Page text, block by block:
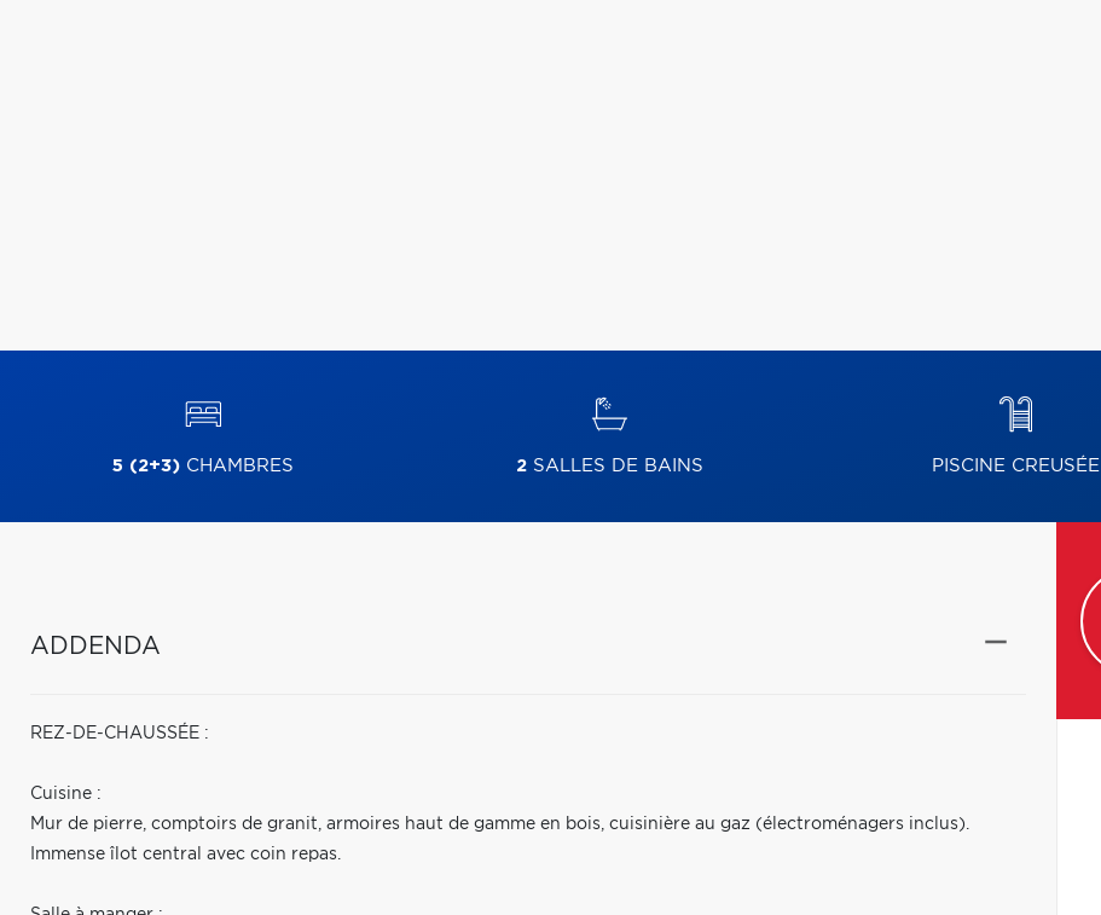
5 (2+3) CHAMBRES 2SALLES DE BAINS PISCINE CREUSÉE
ADDENDA
REZ-DE-CHAUSSÉE :
Cuisine :
Mur de pierre, comptoirs de granit, armoires haut de gamme en bois, cuisinière au gaz (électroménagers inclus).
Immense îlot central avec coin repas.